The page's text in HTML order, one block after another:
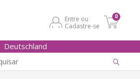
Entre ou
Cadastre-se
0
Deutschland